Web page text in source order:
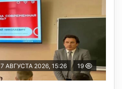
7 АВГУСТА 2026, 15:26 19